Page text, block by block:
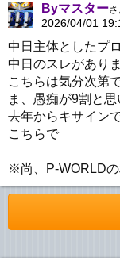
Byマスター
2026/04/01
中日主体としたプ
中日のスレがあり
こちらは気分次第
ま、愚痴が9割と思
去年からキサイン
こちらで
※尚、P-WORLDの